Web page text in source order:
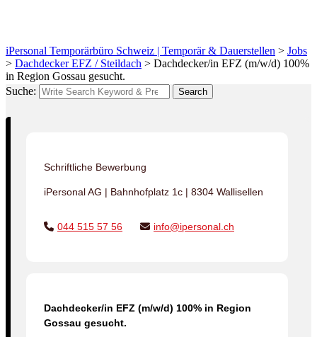
iPersonal Temporärbüro Schweiz | Temporär & Dauerstellen > Jobs
> Dachdecker EFZ / Steildach > Dachdecker/in EFZ (m/w/d) 100%
in Region Gossau gesucht.
Suche:
Search
Schriftliche Bewerbung
iPersonal AG | Bahnhofplatz 1c | 8304 Wallisellen
044 515 57 56 info@ipersonal.ch
Dachdecker/in EFZ (m/w/d) 100% in Region
Gossau gesucht.